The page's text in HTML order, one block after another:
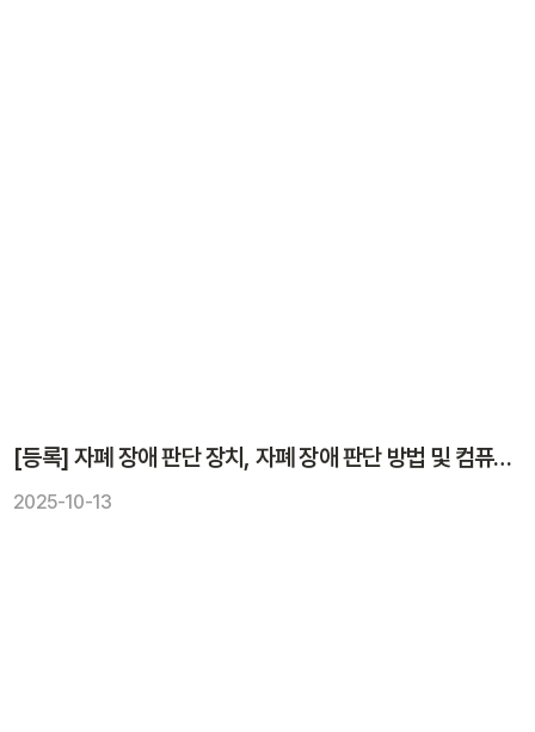
[등록] 자폐 장애 판단 장치, 자폐 장애 판단 방법 및 컴퓨터 프로그램
2025-10-13